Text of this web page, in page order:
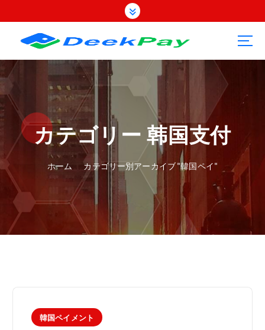
ン
ツ
キ
ッ
カテゴリー 韩国支付
ホーム カテゴリー別アーカイブ "韓国ペイ"
韓国ペイメント